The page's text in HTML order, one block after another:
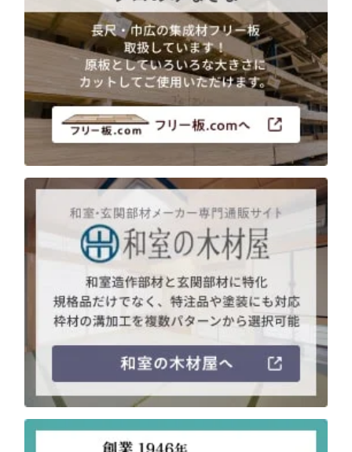
種類から選ぶ 樹種一覧 用途などから選
ぶ
取扱木材と選び方
集成材（積層材）
無垢材
化粧貼り
白ポリ
特注対応
断面加工
表面仕上 塗装
木材加工講座 製作工程とこだわり
ご利用ガイド
初めての方へ
お見積もり・ご注文方法について
変更・キャンセル・返品・交換について
納期・配送について
送料について
お支払いについて
注意事項とよくある質問
施工・制作事例
施工・制作事例TOP 工場製作事例
棚・収納・ラック
テーブル・机 オーディオ関連
造作材・枠材 階段
プレート・表札 子ども・孫のためのDIY
新生活 アイディア作品・クラフト
フォトコンテスト その他
会社情報
会社概要 新着情報
©2025 mokuzaikako.com All Rights Reserved.